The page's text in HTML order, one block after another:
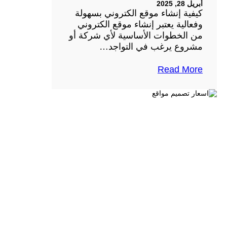
أبريل 28, 2025
كيفية إنشاء موقع الكتروني بسهولة
وفعالية يعتبر إنشاء موقع الكتروني
من الخطوات الأساسية لأي شركة أو
مشروع يرغب في التواجد…
Read More